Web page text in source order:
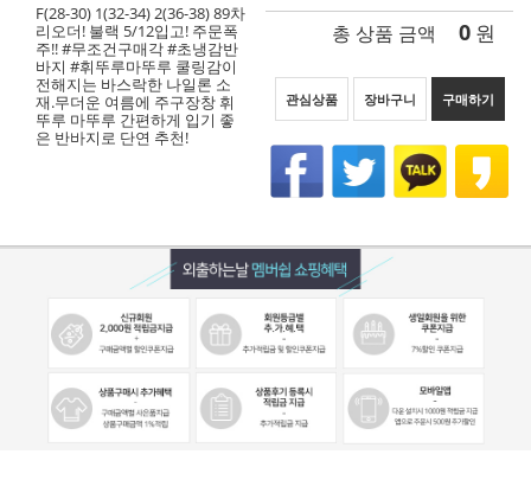
F(28-30) 1(32-34) 2(36-38) 89차
리오더! 불랙 5/12입고! 주문폭
주!! #무조건구매각 #초냉감반
바지 #휘뚜루마뚜루 쿨링감이
전해지는 바스락한 나일론 소
재.무더운 여름에 주구장창 휘
뚜루 마뚜루 간편하게 입기 좋
은 반바지로 단연 추천!
총 상품 금액 0 원
관심상품 장바구니 구매하기